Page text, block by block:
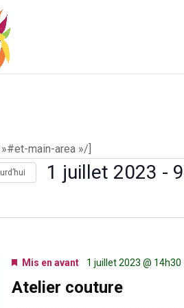
main-area »/]
1 juillet 2023 -
Atelier couture
Mis en avant 1 juillet 2023 @ 14h30